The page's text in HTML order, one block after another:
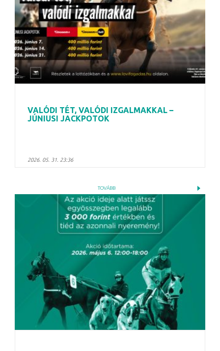
VALÓDI TÉT, VALÓDI IZGALMAKKAL –
JÚNIUSI JACKPOTOK
2026. 05. 31. 23:36
TOVÁBB